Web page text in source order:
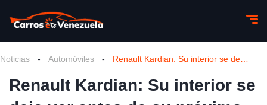
Noticias - Automóviles -
Renault Kardian: Su interior se